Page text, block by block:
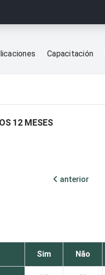
Capacitación
12 MESES
anterior
Sim Não